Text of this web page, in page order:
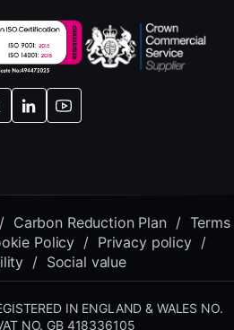
/ Carbon Reduction Plan / Terms
Policy / Privacy policy /
/ Social value
IN ENGLAND & WALES NO.
NO. GB 418336105